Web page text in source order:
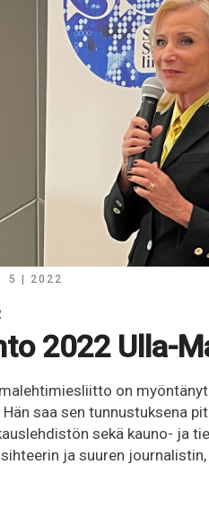
5 | 2022
2022 Ulla-
on
Hän saa sen tunnustuksena
sekä kauno- ja
ja suuren